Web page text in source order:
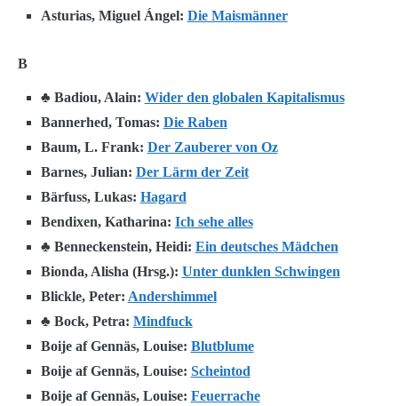
Asturias, Miguel Ángel: Die Maismänner
B
♣ Badiou, Alain: Wider den globalen Kapitalismus
Bannerhed, Tomas: Die Raben
Baum, L. Frank: Der Zauberer von Oz
Barnes, Julian: Der Lärm der Zeit
Bärfuss, Lukas: Hagard
Bendixen, Katharina: Ich sehe alles
♣ Benneckenstein, Heidi: Ein deutsches Mädchen
Bionda, Alisha (Hrsg.): Unter dunklen Schwingen
Blickle, Peter: Andershimmel
♣ Bock, Petra: Mindfuck
Boije af Gennäs, Louise: Blutblume
Boije af Gennäs, Louise: Scheintod
Boije af Gennäs, Louise: Feuerrache